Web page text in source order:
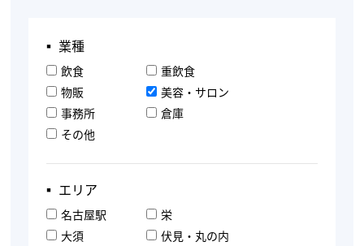
▪︎ 業種
飲食
重飲食
物販
美容・サロン
事務所
倉庫
その他
▪︎ エリア
名古屋駅
栄
大須
伏見・丸の内